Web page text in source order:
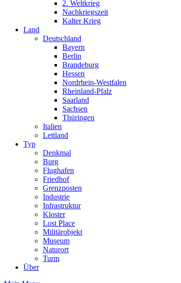
2. Weltkrieg
Nachkriegszeit
Kalter Krieg
Land
Deutschland
Bayern
Berlin
Brandeburg
Hessen
Nordrhein-Westfalen
Rheinland-Pfalz
Saarland
Sachsen
Thüringen
Italien
Lettland
Typ
Denkmal
Burg
Flughafen
Friedhof
Grenzposten
Industrie
Infrastruktur
Kloster
Lost Place
Militärobjekt
Museum
Naturort
Turm
Über